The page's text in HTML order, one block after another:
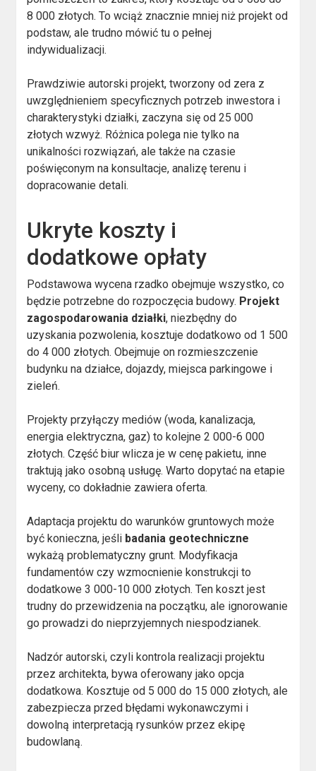
8 000 złotych. To wciąż znacznie mniej niż projekt od
podstaw, ale trudno mówić tu o pełnej
indywidualizacji.
Prawdziwie autorski projekt, tworzony od zera z
uwzględnieniem specyficznych potrzeb inwestora i
charakterystyki działki, zaczyna się od 25 000
złotych wzwyż. Różnica polega nie tylko na
unikalności rozwiązań, ale także na czasie
poświęconym na konsultacje, analizę terenu i
dopracowanie detali.
Ukryte koszty i
dodatkowe opłaty
Podstawowa wycena rzadko obejmuje wszystko, co
będzie potrzebne do rozpoczęcia budowy. Projekt
zagospodarowania działki, niezbędny do
uzyskania pozwolenia, kosztuje dodatkowo od 1 500
do 4 000 złotych. Obejmuje on rozmieszczenie
budynku na działce, dojazdy, miejsca parkingowe i
zieleń.
Projekty przyłączy mediów (woda, kanalizacja,
energia elektryczna, gaz) to kolejne 2 000-6 000
złotych. Część biur wlicza je w cenę pakietu, inne
traktują jako osobną usługę. Warto dopytać na etapie
wyceny, co dokładnie zawiera oferta.
Adaptacja projektu do warunków gruntowych może
być konieczna, jeśli badania geotechniczne
wykażą problematyczny grunt. Modyfikacja
fundamentów czy wzmocnienie konstrukcji to
dodatkowe 3 000-10 000 złotych. Ten koszt jest
trudny do przewidzenia na początku, ale ignorowanie
go prowadzi do nieprzyjemnych niespodzianek.
Nadzór autorski, czyli kontrola realizacji projektu
przez architekta, bywa oferowany jako opcja
dodatkowa. Kosztuje od 5 000 do 15 000 złotych, ale
zabezpiecza przed błędami wykonawczymi i
dowolną interpretacją rysunków przez ekipę
budowlaną.